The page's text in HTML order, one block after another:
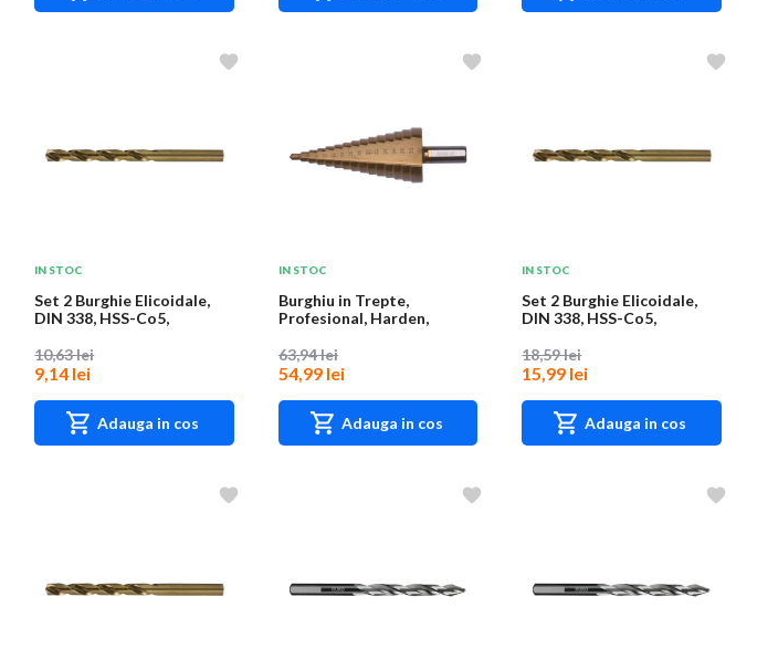
IN STOC
Set 2 Burghie Elicoidale,
DIN 338, HSS-Co5,
10,63 lei
9,14 lei
Adauga in cos
IN STOC
Burghiu in Trepte,
Profesional, Harden,
63,94 lei
54,99 lei
Adauga in cos
IN STOC
Set 2 Burghie Elicoidale,
DIN 338, HSS-Co5,
18,59 lei
15,99 lei
Adauga in cos